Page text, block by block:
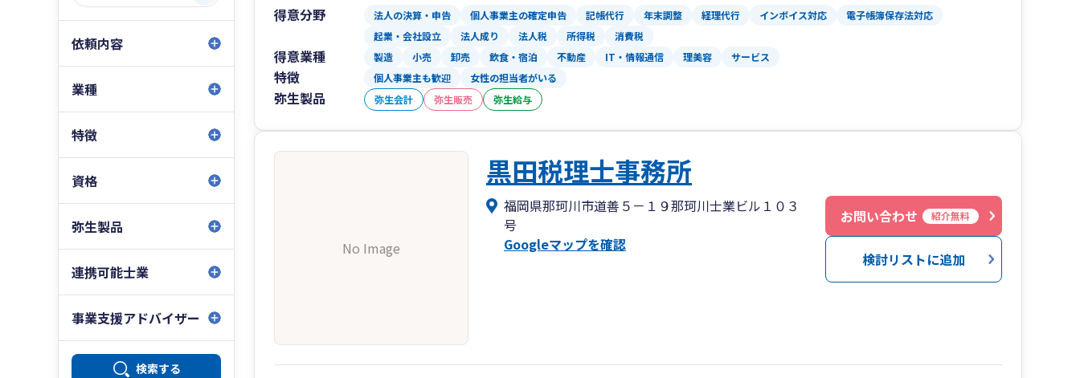
依頼内容
業種
特徴
資格
弥生製品
連携可能士業
事業支援アドバイザー
検索する
得意分野 法人の決算・申告 個人事業主の確定申告 記帳代行 年末調整 経理代行 インボイス対応
電子帳簿保存法対応
起業・会社設立
法人成り 法人税 所得税 消費税
得意業種 製造 小売 卸売 飲食・宿泊 不動産 IT・情報通信 理美容 サービス
特徴 個人事業主も歓迎 女性の担当者がいる
弥生製品 弥生会計 弥生販売 弥生給与
No Image
黒田税理士事務所
福岡県那珂川市道善５－１９那珂川士業ビル１０３
号
Googleマップを確認
お問い合わせ 紹介無料
検討リストに追加